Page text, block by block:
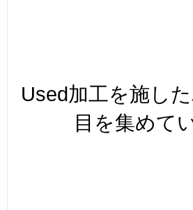
Used加工を施し
目を集めて